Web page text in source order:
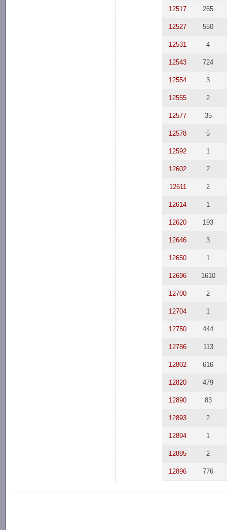
12517 265
12527 550
12531 4
12543 724
12554 3
12555 2
12577 35
12578 5
12592 1
12602 2
12611 2
12614 1
12620 193
12646 3
12650 1
12696 1610
12700 2
12704 1
12750 444
12786 113
12802 616
12820 479
12890 83
12893 2
12894 1
12895 2
12896 776